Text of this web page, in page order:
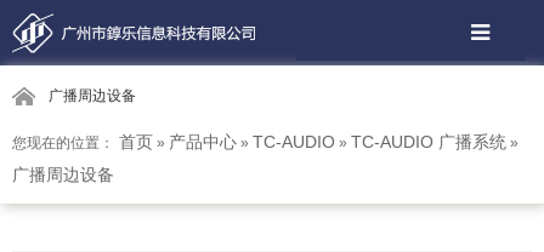
广播周边设备
您现在的位置： 首页 » 产品中心 » TC-AUDIO » TC-AUDIO 广播系统 »
广播周边设备